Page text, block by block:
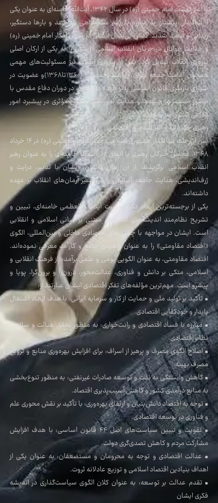
با آغاز نهضت امام خمینی (ره) در سال ۱۳۴۲، آیت‌الله خامنه‌ای به عنوان یکی
از شاگردان پیشتاز، به مبارزه با رژیم ستمشاهی پرداختند و بارها دستگیر،
زندانی و تبعید شدند. نقش بی‌بدیل ایشان در تبیین افکار امام خمینی (ره)
و هدایت جوانان در جریان انقلاب اسلامی، ایشان را به یکی از ارکان اصلی
پیروزی انقلاب تبدیل کرد. پس از پیروزی انقلاب نیز مسئولیت‌های مهمی
همچون امامت جمعه تهران، ریاست جمهوری (۱۳۶۰تا‌۱۳۶۸)و عضویت در
شورای بازنگری قانون اساسی را بر عهده داشتند و در دوران دفاع مقدس با
حضور مستمر در جبهه‌ها و هدایت امور جنگ، نقش مؤثری در پیشبرد امور
دفاعی کشور ایفا نمودند.
رهبری حکیمانه و اندیشه‌های اقتصادی
پس از رحلت بنیانگذار جمهوری اسلامی، حضرت امام خمینی (ره) در ۱۴ خرداد
۱۳۶۸، مجلس خبرگان رهبری با اتفاق آرا، آیت‌الله خامنه‌ای را به عنوان رهبر
انقلاب اسلامی برگزیدند. از آن زمان تاکنون، ایشان با تدبیر، درایت و
ژرف‌اندیشی، هدایت جامعه اسلامی را در مسیر آرمان‌های انقلاب بر عهده
داشته‌اند.
یکی از برجسته‌ترین ابعاد فکری حضرت آیت‌الله العظمی خامنه‌ای، تبیین و
تشریح نظام‌مند اندیشه‌های اقتصادی مبتنی بر مبانی اسلامی و انقلابی
است. ایشان در مواجهه با چالش‌های اقتصادی داخلی و بین‌المللی، الگوی
«‌اقتصاد مقاومتی» را به عنوان راهبردی جامع و کارآمد معرفی نموده‌اند.
اقتصاد مقاومتی، به عنوان الگویی بومی و علمی برآمده از فرهنگ انقلابی و
اسلامی، متکی بر دانش و فناوری، عدالت‌محور، درون‌زا و برون‌گرا، پویا و
پیشرو است. مهم‌ترین مؤلفه‌های تفکر اقتصادی ایشان عبارتند از:
• تأکید بر تولید ملی و حمایت از کار و سرمایه ایرانی: با هدف ایجاد اشتغال
پایدار و خودکفایی اقتصادی.
• مبارزه با فساد اقتصادی و رانت‌خواری: به منظور تحقق عدالت و سلامت
نظام اقتصادی.
• اصلاح الگوی مصرف و پرهیز از اسراف: برای افزایش بهره‌وری منابع و ترویج
مصرف بهینه.
• کاهش وابستگی به نفت و توسعه صادرات غیرنفتی: به منظور تنوع‌بخشی
به منابع درآمدی کشور و کاهش آسیب‌پذیری اقتصاد.
• توجه به اقتصاد دانش‌بنیان و ارتقای بهره‌وری: با تأکید بر نقش محوری علم
و فناوری در توسعه اقتصادی.
• تقویت و تبیین سیاست‌های اصل ۴۴ قانون اساسی: با هدف افزایش
مشارکت مردم و کاهش تصدی‌گری دولت.
• عدالت اقتصادی و توجه به محرومان و مستضعفان: به عنوان یکی از
اهداف بنیادین اقتصاد اسلامی و توزیع عادلانه ثروت.
• تقدم عدالت بر توسعه: به عنوان کلان الگوی سیاست‌گذاری در اندیشه
فکری ایشان